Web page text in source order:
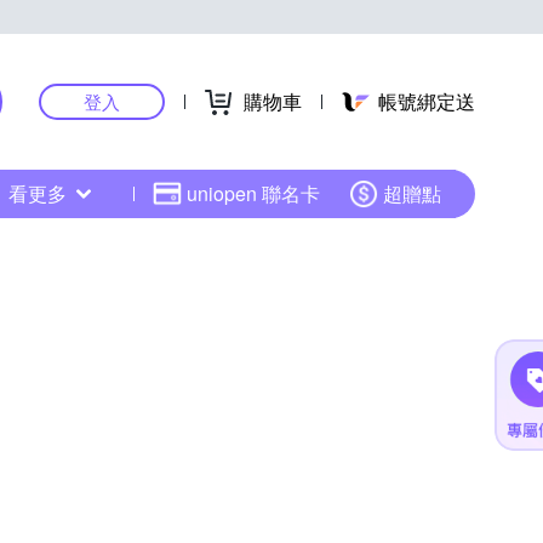
登入 購物車 帳號綁定送
看更多 uniopen 聯名卡 超贈點